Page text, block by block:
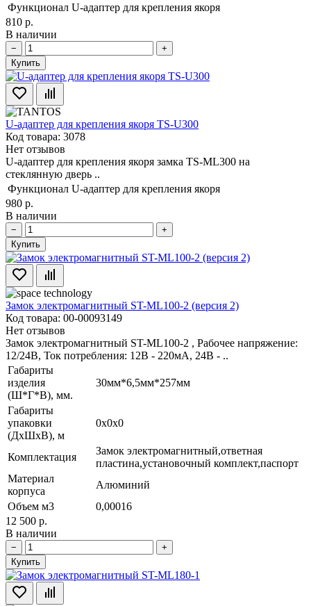
Функционал U-адаптер для крепления якоря
810 р.
В наличии
−
+
Купить
U-адаптер для крепления якоря TS-U300
Код товара: 3078
Нет отзывов
U-адаптер для крепления якоря замка TS-ML300 на
стеклянную дверь ..
Функционал U-адаптер для крепления якоря
980 р.
В наличии
−
+
Купить
Замок электромагнитный ST-ML100-2 (версия 2)
Код товара: 00-00093149
Нет отзывов
Замок электромагнитный ST-ML100-2 , Рабочее напряжение:
12/24В, Ток потребления: 12В - 220мА, 24В - ..
Габариты
изделия
(Ш*Г*В), мм.
30мм*6,5мм*257мм
Габариты
упаковки
(ДхШхВ), м
0x0x0
Комплектация
Замок электромагнитный,ответная
пластина,установочный комплект,паспорт
Материал
корпуса
Алюминий
Объем м3
0,00016
12 500 р.
В наличии
−
+
Купить